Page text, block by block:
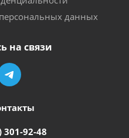
данных
на связи
301-92-48